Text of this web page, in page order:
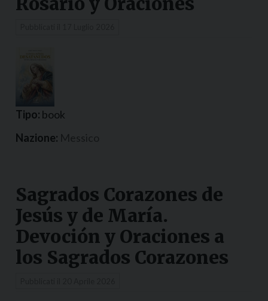
Tipo: book
Nazione:
Sagrados Corazones de
Jesús y de María.
Devoción y Oraciones a
los Sagrados Corazones